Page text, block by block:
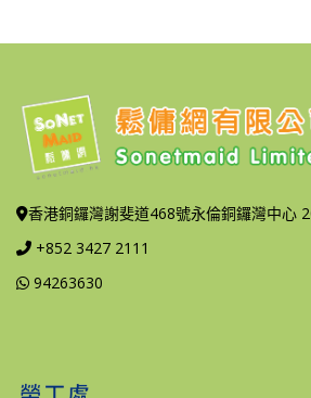
香港銅鑼灣謝斐道468號永倫銅鑼灣中心
+852 3427 2111
94263630